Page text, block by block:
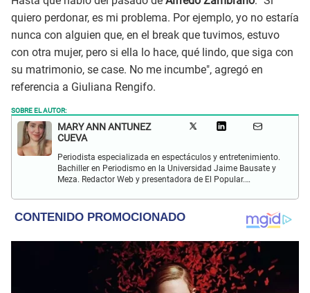
quiero perdonar, es mi problema. Por ejemplo, yo no estaría
nunca con alguien que, en el break que tuvimos, estuvo
con otra mujer, pero si ella lo hace, qué lindo, que siga con
su matrimonio, se case. No me incumbe", agregó en
referencia a Giuliana Rengifo.
SOBRE EL AUTOR:
MARY ANN ANTUNEZ
CUEVA
Periodista especializada en espectáculos y entretenimiento.
Bachiller en Periodismo en la Universidad Jaime Bausate y
Meza. Redactor Web y presentadora de El Popular.
y espectáculos internacional.